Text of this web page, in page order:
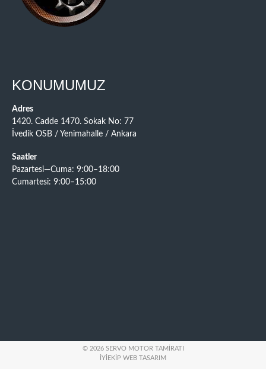
KONUMUMUZ
Adres
1420. Cadde 1470. Sokak No: 77
İvedik OSB / Yenimahalle / Ankara
Saatler
Pazartesi—Cuma: 9:00–18:00
Cumartesi: 9:00–15:00
© 2026 SERVO MOTOR TAMIRATI
İYIEKIP WEB TASARIM